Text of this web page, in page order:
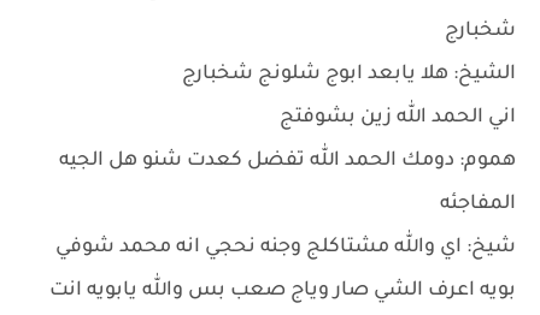
شخبارج
الشيخ: هلا يابعد ابوج شلونج شخبارج
اني الحمد الله زين بشوفتج
هموم: دومك الحمد الله تفضل كعدت شنو هل الجيه
المفاجئه
شيخ: اي والله مشتاكلج وجنه نحجي انه محمد شوفي
بويه اعرف الشي صار وياج صعب بس والله يابويه انت